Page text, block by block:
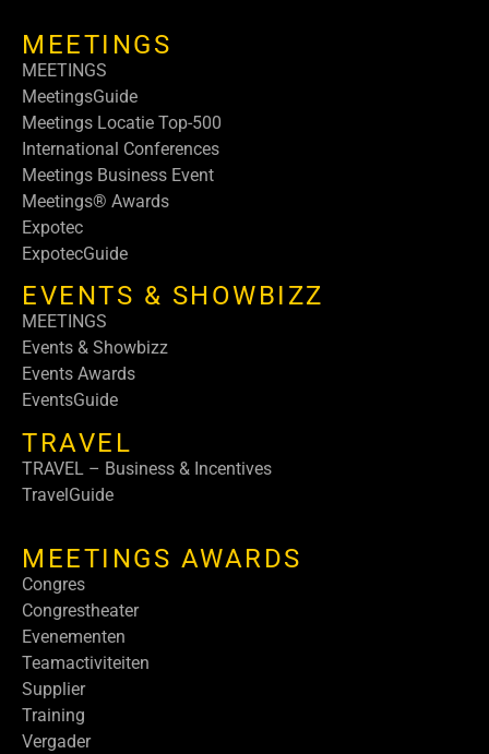
MEETINGS
MEETINGS
MeetingsGuide
Meetings Locatie Top-500
International Conferences
Meetings Business Event
Meetings® Awards
Expotec
ExpotecGuide
EVENTS & SHOWBIZZ
MEETINGS
Events & Showbizz
Events Awards
EventsGuide
TRAVEL
TRAVEL – Business & Incentives
TravelGuide
MEETINGS AWARDS
Congres
Congrestheater
Evenementen
Teamactiviteiten
Supplier
Training
Vergader